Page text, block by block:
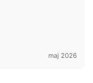
maj 2026